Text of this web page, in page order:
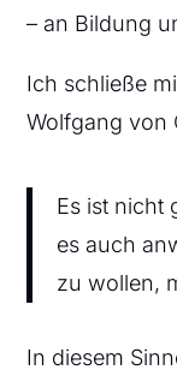
– an Bildung
Ich schließe
Wolfgang von
Es ist nicht
es auch
zu wollen,
In diesem